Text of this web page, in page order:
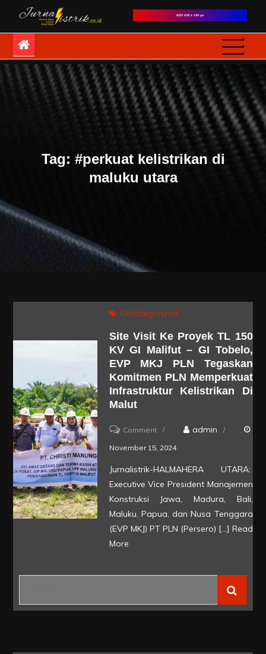
contentJurnaListrik
Semua Mata adalah
Mata-Mata
Tag: #perkuat kelistrikan di
maluku utara
Uncategorized
Site Visit Ke Proyek TL 150
KV GI Malifut – GI Tobelo,
EVP MKJ PLN Tegaskan
Komitmen PLN Memperkuat
Infrastruktur Kelistrikan Di
Malut
Commenton
Site
Proyek
TL
150
Malifut
GI
admin
November 15, 2024
Jurnalistrik-HALMAHERA UTARA:
Executive Vice President Manajemen
Konstruksi Jawa, Madura, Bali,
Maluku, Papua, dan Nusa Tenggara
(EVP MKJ) PT PLN (Persero) […] Read
More